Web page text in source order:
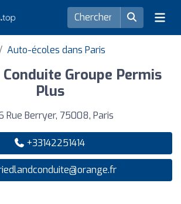
Auto-écoles dans Paris
Groupe Permis
Plus
Rue Berryer, 75008, Paris
+33142251414